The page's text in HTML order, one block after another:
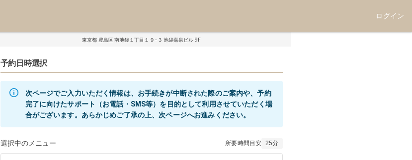
ログイン
東京都 豊島区 南池袋１丁目１９−３ 池袋嘉泉ビル 9F
予約日時選択
次ページでご入力いただく情報は、お手続きが中断された際のご案内や、予約
完了に向けたサポート（お電話・SMS等）を目的として利用させていただく場
選択中のメニュー 所要時間目安 25分